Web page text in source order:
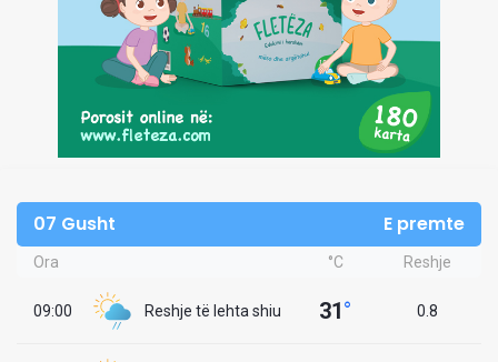
07 Gusht E premte
Ora °C Reshje
09:00 Reshje të lehta shiu 31° 0.8